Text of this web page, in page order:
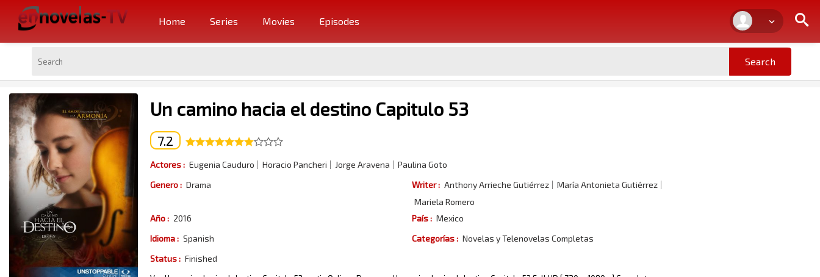
Home Series Movies Episodes
Un camino hacia el destino Capitulo 53
7.2
Actores : Eugenia Cauduro Horacio Pancheri Jorge Aravena
Paulina Goto
Genero : Drama Writer : Anthony Arrieche Gutiérrez
María Antonieta Gutiérrez
Mariela Romero
Año : 2016 País : Mexico
Idioma : Spanish Categorías : Novelas y Telenovelas Completas
Status : Finished